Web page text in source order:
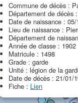
Commune de décès :
Département de décès
Date de naissance :
Lieu de naissance :
Département de
Année de classe : 1902
Matricule : 1498
Grade : garde
Unité : légion de la
Date de décès : 21/01/
Fiche : Lien